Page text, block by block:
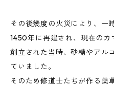
その後幾度の火災により、一
1450年に再建され、現在のカ
創立された当時、砂糖やアル
ていました。
そのため修道士たちが作る薬